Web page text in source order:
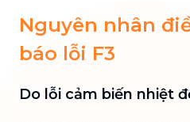
Nguyên nhân
báo lỗi F3
Do lỗi cảm biến nhiệt